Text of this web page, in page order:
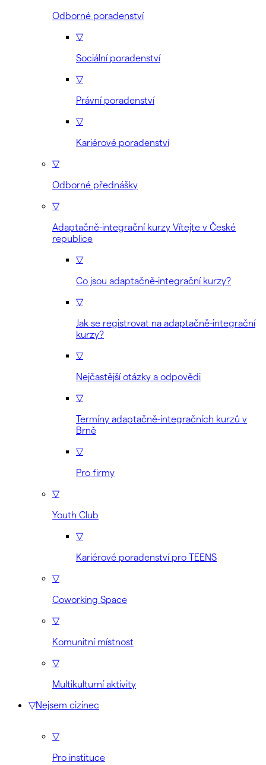
Odborné poradenství
▽
Sociální poradenství
▽
Právní poradenství
▽
Kariérové poradenství
▽
Odborné přednášky
▽
Adaptačně-integrační kurzy Vítejte v České
republice
▽
Co jsou adaptačně-integrační kurzy?
▽
Jak se registrovat na adaptačně-integrační
kurzy?
▽
Nejčastější otázky a odpovědi
▽
Termíny adaptačně-integračních kurzů v
Brně
▽
Pro firmy
▽
Youth Club
▽
Kariérové poradenství pro TEENS
▽
Coworking Space
▽
Komunitní místnost
▽
Multikulturní aktivity
▽Nejsem cizinec
▽
Pro instituce